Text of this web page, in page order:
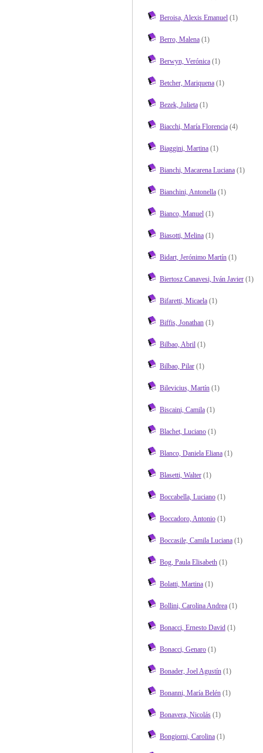
Beroisa, Alexis Emanuel(1)
Berro, Malena(1)
Berwyn, Verónica(1)
Betcher, Mariquena(1)
Bezek, Julieta(1)
Biacchi, María Florencia(4)
Biaggini, Martina(1)
Bianchi, Macarena Luciana(1)
Bianchini, Antonella(1)
Bianco, Manuel(1)
Biasotti, Melina(1)
Bidart, Jerónimo Martín(1)
Biertosz Canavesi, Iván Javier(1)
Bifaretti, Micaela(1)
Biffis, Jonathan(1)
Bilbao, Abril(1)
Bilbao, Pilar(1)
Bilevicius, Martín(1)
Biscaini, Camila(1)
Blachet, Luciano(1)
Blanco, Daniela Eliana(1)
Blasetti, Walter(1)
Boccabella, Luciano(1)
Boccadoro, Antonio(1)
Boccasile, Camila Luciana(1)
Bog, Paula Elisabeth(1)
Bolatti, Martina(1)
Bollini, Carolina Andrea(1)
Bonacci, Ernesto David(1)
Bonacci, Genaro(1)
Bonader, Joel Agustín(1)
Bonanni, María Belén(1)
Bonavera, Nicolás(1)
Bongiorni, Carolina(1)